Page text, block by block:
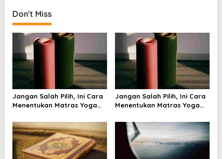
n
a
i
g
a
t
o
n
Don't Miss
Jangan Salah Pilih, Ini Cara
Menentukan Matras Yoga
Jangan Salah Pilih, Ini Cara
Menentukan Matras Yoga